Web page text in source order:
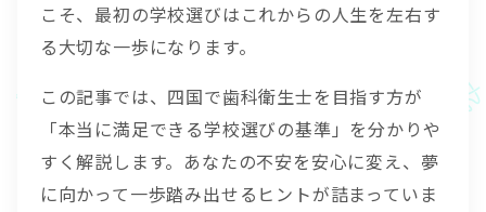
こそ、最初の学校選びはこれからの人生を左右す
る大切な一歩になります。
この記事では、四国で歯科衛生士を目指す方が
「本当に満足できる学校選びの基準」を分かりや
すく解説します。あなたの不安を安心に変え、夢
に向かって一歩踏み出せるヒントが詰まっていま